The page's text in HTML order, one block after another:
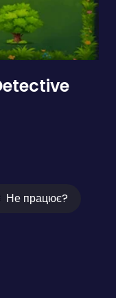
Не працює?